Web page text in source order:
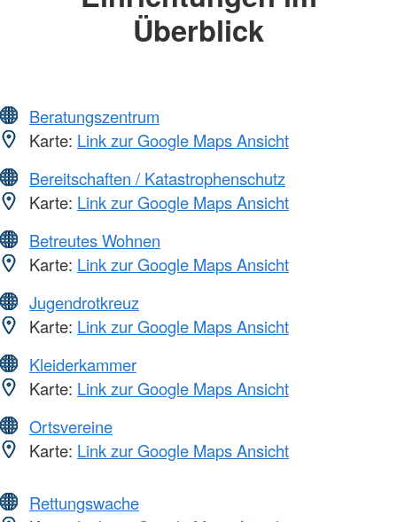
Überblick
Beratungszentrum
Karte: Link zur Google Maps Ansicht
Bereitschaften / Katastrophenschutz
Karte: Link zur Google Maps Ansicht
Betreutes Wohnen
Karte: Link zur Google Maps Ansicht
Jugendrotkreuz
Karte: Link zur Google Maps Ansicht
Kleiderkammer
Karte: Link zur Google Maps Ansicht
Ortsvereine
Karte: Link zur Google Maps Ansicht
Rettungswache